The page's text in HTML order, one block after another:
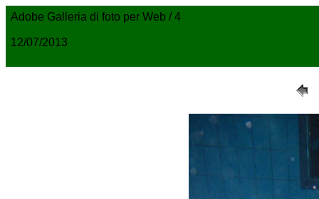
Adobe Galleria di foto per Web / 4
12/07/2013